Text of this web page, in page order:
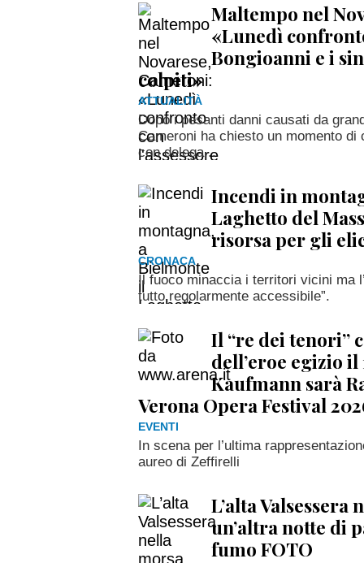
Maltempo nel
«Lunedì
Bongioanni e i
colpiti»
ATTUALITÀ
Dopo i pesanti danni causati da
Cameroni ha chiesto un momento di
con delega...
Incendi in
Laghetto del
risorsa per gli
CRONACA
Il fuoco minaccia i territori vicini ma
tutto regolarmente accessibile”.
Il “re dei tenori”
dell’eroe egizio il
Kaufmann sarà
Verona Opera Festival
EVENTI
In scena per l’ultima
aureo di Zeffirelli
L’alta
un’altra notte di
fumo FOTO